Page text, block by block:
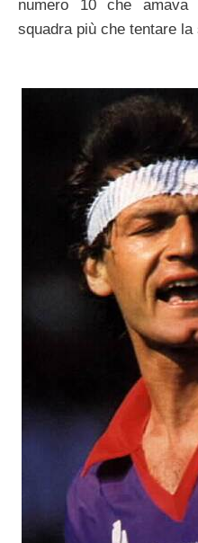
numero 10 che
squadra più che tentare